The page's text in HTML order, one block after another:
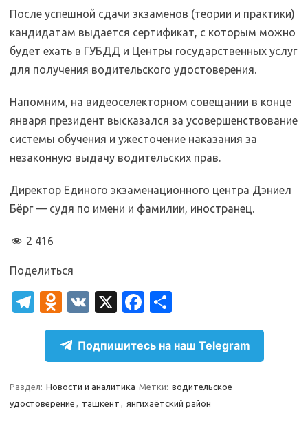
После успешной сдачи экзаменов (теории и практики)
кандидатам выдается сертификат, с которым можно
будет ехать в ГУБДД и Центры государственных услуг
для получения водительского удостоверения.
Напомним, на видеоселекторном совещании в конце
января президент высказался за усовершенствование
системы обучения и ужесточение наказания за
незаконную выдачу водительских прав.
Директор Единого экзаменационного центра Дэниел
Бёрг — судя по имени и фамилии, иностранец.
2 416
Поделиться
T
el
gr
a
m
O
d
n
o
kl
as
V
K
X
Fa
c
e
b
o
o
т
п
р
а
в
Подпишитесь на наш Telegram
Раздел: Новости и аналитика Метки: водительское
удостоверение , ташкент , янгихаётский район